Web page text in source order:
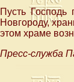
Пусть Господь
Новгороду,
этом храме
Пресс-служба